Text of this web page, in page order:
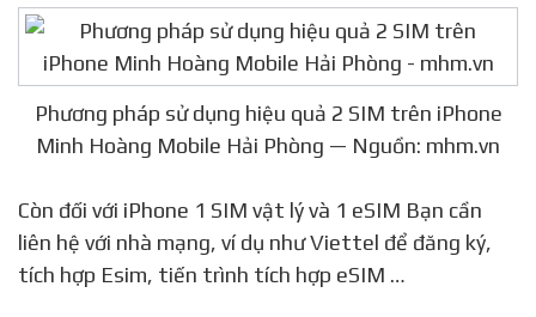
Phương pháp sử dụng hiệu quả 2 SIM trên iPhone
Minh Hoàng Mobile Hải Phòng — Nguồn: mhm.vn
Còn đối với iPhone 1 SIM vật lý và 1 eSIM Bạn cần
liên hệ với nhà mạng, ví dụ như Viettel để đăng ký,
tích hợp Esim, tiến trình tích hợp eSIM …